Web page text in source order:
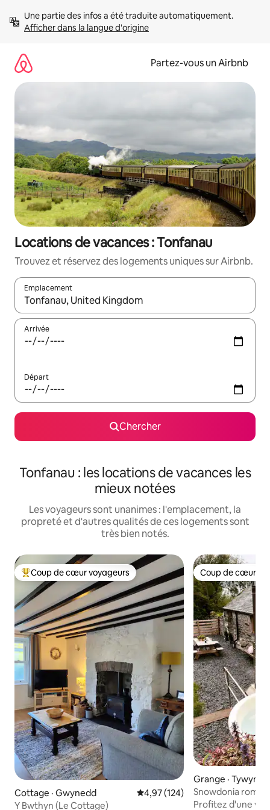
directement
Afficher dans la langue d'origine
Partez-vous un Airbnb
Locations de vacances : Tonfanau
Trouvez et réservez des logements uniques sur Airbnb.
Emplacement
Quand les résultats sont affichés, parcourez-les en utilisant
Arrivée
Départ
Chercher
Tonfanau : les locations de vacances les
mieux notées
Les voyageurs sont unanimes : l'emplacement, la
propreté et d'autres qualités de ces logements sont
très bien notés.
Coup de cœur voyageurs parmi les plus aimés
Coup de cœur voyageurs
Cottage · Gwynedd Note moyenne de 4,97 sur 5,
4,97 (124)
Y Bwthyn (Le Cottage)
Coup de cœur
Coup de cœur
Grange · Tywyn
Snowdonia
au coin du feu
Profitez d'une